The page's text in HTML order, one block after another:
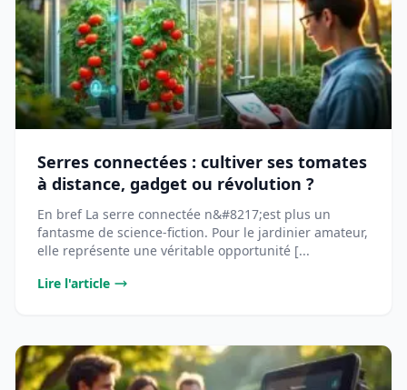
Serres connectées : cultiver ses tomates
à distance, gadget ou révolution ?
En bref La serre connectée n&#8217;est plus un
fantasme de science-fiction. Pour le jardinier amateur,
elle représente une véritable opportunité [...
Lire l'article